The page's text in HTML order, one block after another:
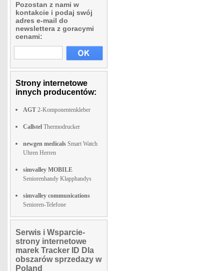
Pozostan z nami w
kontakcie i podaj swój
adres e-mail do
newslettera z goracymi
cenami:
Strony internetowe
innych producentów:
AGT 2-Komponentenkleber
Callstel Thermodrucker
newgen medicals Smart Watch
Uhren Herren
simvalley MOBILE
Seniorenhandy Klapphandys
simvalley communications
Senioren-Telefone
Serwis i Wsparcie-
strony internetowe
marek Tracker ID Dla
obszarów sprzedazy w
Poland